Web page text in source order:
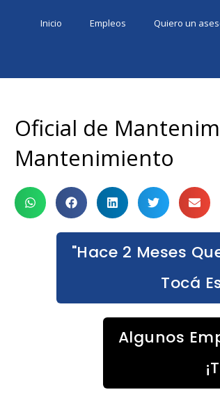
Inicio Empleos Quiero un
Oficial de
Mantenimiento
"Hace 2 Meses
Tocá
Algunos